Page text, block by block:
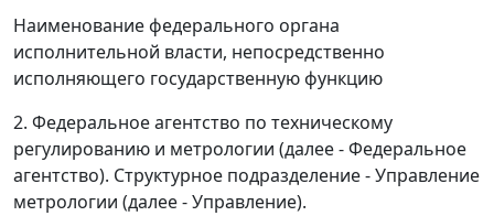
Наименование федерального органа
исполнительной власти, непосредственно
исполняющего государственную функцию
2. Федеральное агентство по техническому
регулированию и метрологии (далее - Федеральное
агентство). Структурное подразделение - Управление
метрологии (далее - Управление).